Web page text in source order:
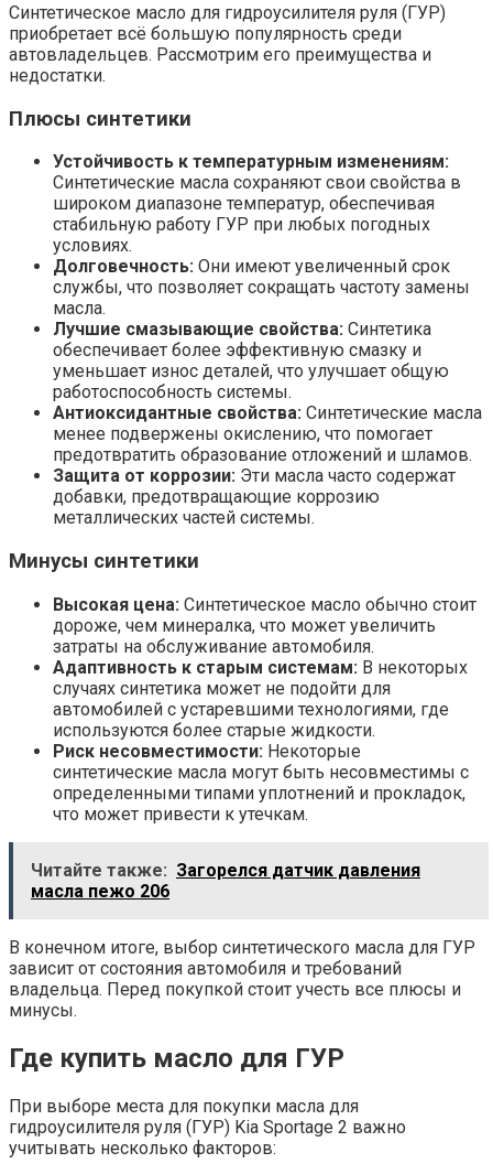
Синтетическое масло для гидроусилителя руля (ГУР)
приобретает всё большую популярность среди
автовладельцев. Рассмотрим его преимущества и
недостатки.
Плюсы синтетики
Устойчивость к температурным изменениям:
Синтетические масла сохраняют свои свойства в
широком диапазоне температур, обеспечивая
стабильную работу ГУР при любых погодных
условиях.
Долговечность: Они имеют увеличенный срок
службы, что позволяет сокращать частоту замены
масла.
Лучшие смазывающие свойства: Синтетика
обеспечивает более эффективную смазку и
уменьшает износ деталей, что улучшает общую
работоспособность системы.
Антиоксидантные свойства: Синтетические масла
менее подвержены окислению, что помогает
предотвратить образование отложений и шламов.
Защита от коррозии: Эти масла часто содержат
добавки, предотвращающие коррозию
металлических частей системы.
Минусы синтетики
Высокая цена: Синтетическое масло обычно стоит
дороже, чем минералка, что может увеличить
затраты на обслуживание автомобиля.
Адаптивность к старым системам: В некоторых
случаях синтетика может не подойти для
автомобилей с устаревшими технологиями, где
используются более старые жидкости.
Риск несовместимости: Некоторые
синтетические масла могут быть несовместимы с
определенными типами уплотнений и прокладок,
что может привести к утечкам.
Читайте также: Загорелся датчик давления
масла пежо 206
В конечном итоге, выбор синтетического масла для ГУР
зависит от состояния автомобиля и требований
владельца. Перед покупкой стоит учесть все плюсы и
минусы.
Где купить масло для ГУР
При выборе места для покупки масла для
гидроусилителя руля (ГУР) Kia Sportage 2 важно
учитывать несколько факторов: